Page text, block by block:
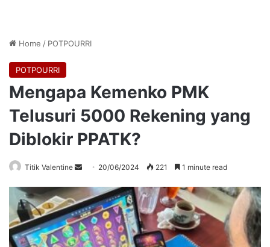
Home / POTPOURRI
POTPOURRI
Mengapa Kemenko PMK
Telusuri 5000 Rekening yang
Diblokir PPATK?
Titik Valentine
Send
email
20/06/2024 221 1 minute read